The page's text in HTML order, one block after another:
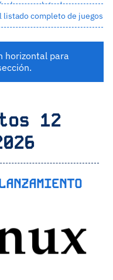
completa de
listado completo de juegos
horizontal para
12